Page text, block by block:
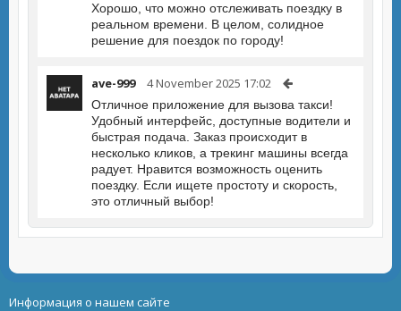
Хорошо, что можно отслеживать поездку в
реальном времени. В целом, солидное
решение для поездок по городу!
ave-999 4 November 2025 17:02
Отличное приложение для вызова такси!
Удобный интерфейс, доступные водители и
быстрая подача. Заказ происходит в
несколько кликов, а трекинг машины всегда
радует. Нравится возможность оценить
поездку. Если ищете простоту и скорость,
это отличный выбор!
Информация о нашем сайте